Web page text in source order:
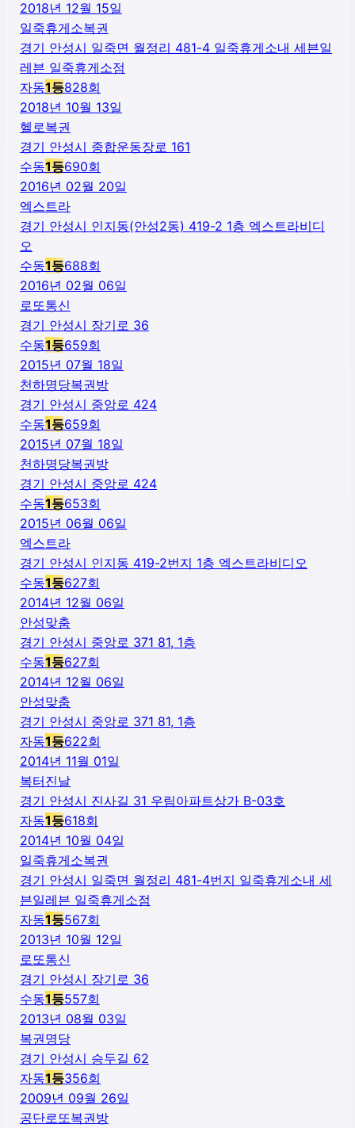
2018년 12월 15일
일죽휴게소복권
경기 안성시 일죽면 월정리 481-4 일죽휴게소내 세븐일
레븐 일죽휴게소점
자동1등828회
2018년 10월 13일
헬로복권
경기 안성시 종합운동장로 161
수동1등690회
2016년 02월 20일
엑스트라
경기 안성시 인지동(안성2동) 419-2 1층 엑스트라비디
오
수동1등688회
2016년 02월 06일
로또통신
경기 안성시 장기로 36
수동1등659회
2015년 07월 18일
천하명당복권방
경기 안성시 중앙로 424
수동1등659회
2015년 07월 18일
천하명당복권방
경기 안성시 중앙로 424
수동1등653회
2015년 06월 06일
엑스트라
경기 안성시 인지동 419-2번지 1층 엑스트라비디오
수동1등627회
2014년 12월 06일
안성맞춤
경기 안성시 중앙로 371 81, 1층
수동1등627회
2014년 12월 06일
안성맞춤
경기 안성시 중앙로 371 81, 1층
자동1등622회
2014년 11월 01일
복터진날
경기 안성시 진사길 31 우림아파트상가 B-03호
자동1등618회
2014년 10월 04일
일죽휴게소복권
경기 안성시 일죽면 월정리 481-4번지 일죽휴게소내 세
븐일레븐 일죽휴게소점
자동1등567회
2013년 10월 12일
로또통신
경기 안성시 장기로 36
수동1등557회
2013년 08월 03일
복권명당
경기 안성시 승두길 62
자동1등356회
2009년 09월 26일
공단로또복권방